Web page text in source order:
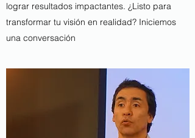
lograr resultados impactantes. ¿Listo para
transformar tu visión en realidad? Iniciemos
una conversación